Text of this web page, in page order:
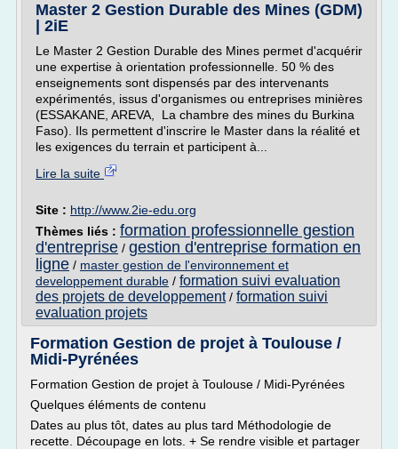
Master 2 Gestion Durable des Mines (GDM)
| 2iE
Le Master 2 Gestion Durable des Mines permet d'acquérir
une expertise à orientation professionnelle. 50 % des
enseignements sont dispensés par des intervenants
expérimentés, issus d'organismes ou entreprises minières
(ESSAKANE, AREVA, La chambre des mines du Burkina
Faso). Ils permettent d'inscrire le Master dans la réalité et
les exigences du terrain et participent à...
Lire la suite
Site : http://www.2ie-edu.org
Thèmes liés : formation professionnelle gestion
d'entreprise / gestion d'entreprise formation en
ligne / master gestion de l'environnement et
developpement durable / formation suivi evaluation
des projets de developpement/ formation suivi
evaluation projets
Formation Gestion de projet à Toulouse /
Midi-Pyrénées
Formation Gestion de projet à Toulouse / Midi-Pyrénées
Quelques éléments de contenu
Dates au plus tôt, dates au plus tard Méthodologie de
recette. Découpage en lots. + Se rendre visible et partager